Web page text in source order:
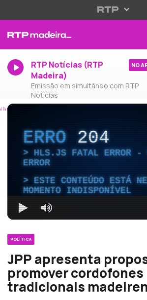
RTP Notícias (RTP
Madeira)
Emissão em simultâneo com RTP
Notícias
NO
ERRO204
HLS.JS FATAL ERROR -
ERROR
ESTE CONTEÚDO ESTÁ
MOMENTO INDISPONÍVEL
POLÍTICA
JPP apresenta
promover cordofones
tradicionais